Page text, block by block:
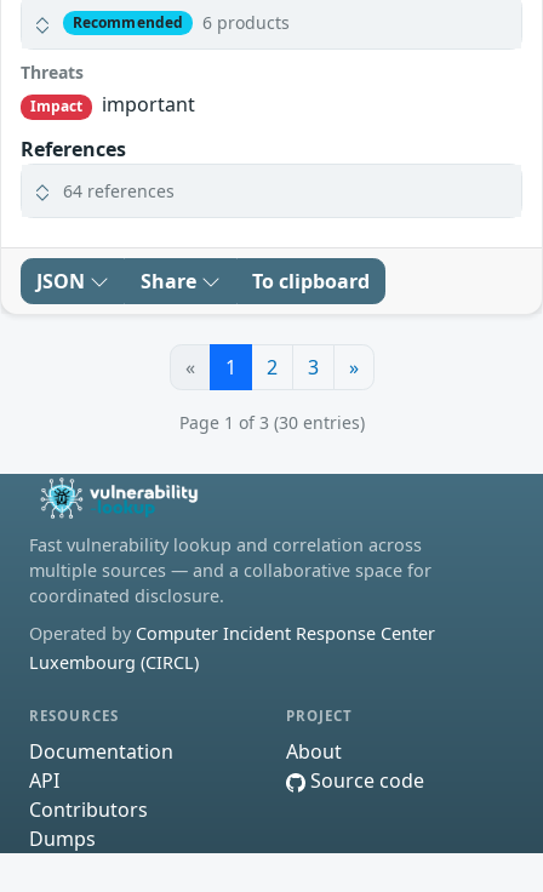
Recommended 6 products
Threats
Impact
important
References
64 references
JSON Share To clipboard
« 1 2 3 »
Page 1 of 3 (30 entries)
Fast vulnerability lookup and correlation across
multiple sources — and a collaborative space for
coordinated disclosure.
Operated by Computer Incident Response Center
Luxembourg (CIRCL)
RESOURCES
Documentation
API
Contributors
Dumps
PROJECT
About
Source code